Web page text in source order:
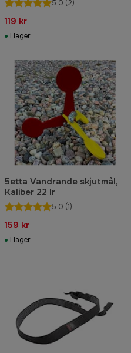
5.0 (2)
119 kr
I lager
5etta Vandrande skjutmål,
Kaliber 22 lr
5.0 (1)
159 kr
I lager